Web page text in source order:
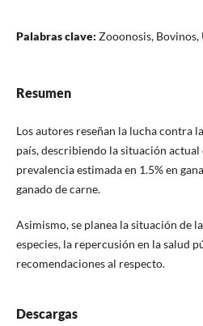
Palabras clave: Zooonosis, Bovinos,
Resumen
Los autores reseñan la lucha contra
país, describiendo la situación actual
prevalencia estimada en 1.5% en
ganado de carne.
Asimismo, se planea la situación de
especies, la repercusión en la salud
recomendaciones al respecto.
Descargas